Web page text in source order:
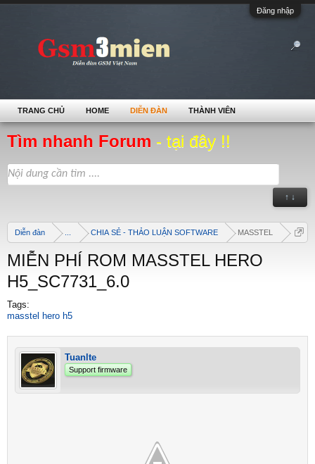
Đăng nhập
Tìm nhanh Forum - tại đây !!
↑ ↓
Diễn đàn CHIA SẺ - THẢO LUẬN SOFTWARE MASSTEL
MIỄN PHÍ ROM MASSTEL HERO
H5_SC7731_6.0
Tags:
masstel hero h5
Tuanlte
Support firmware
TRANG CHỦ HOME DIỄN ĐÀN THÀNH VIÊN